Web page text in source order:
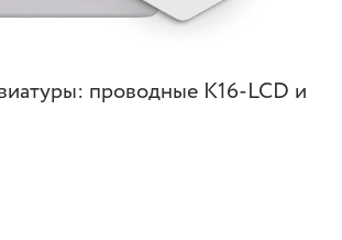
проводные K16-LCD и